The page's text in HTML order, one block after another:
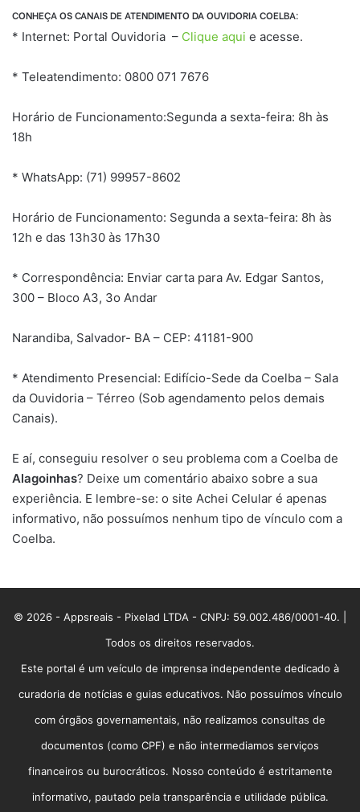
CONHEÇA OS CANAIS DE ATENDIMENTO DA OUVIDORIA COELBA:
* Internet: Portal Ouvidoria – Clique aqui e acesse.
* Teleatendimento: 0800 071 7676
Horário de Funcionamento:Segunda a sexta-feira: 8h às
18h
* WhatsApp: (71) 99957-8602
Horário de Funcionamento: Segunda a sexta-feira: 8h às
12h e das 13h30 às 17h30
* Correspondência: Enviar carta para Av. Edgar Santos,
300 – Bloco A3, 3o Andar
Narandiba, Salvador- BA – CEP: 41181-900
* Atendimento Presencial: Edifício-Sede da Coelba – Sala
da Ouvidoria – Térreo (Sob agendamento pelos demais
Canais).
E aí, conseguiu resolver o seu problema com a Coelba de
Alagoinhas? Deixe um comentário abaixo sobre a sua
experiência. E lembre-se: o site Achei Celular é apenas
informativo, não possuímos nenhum tipo de vínculo com a
Coelba.
© 2026 - Appsreais - Pixelad LTDA - CNPJ: 59.002.486/0001-40. |
Todos os direitos reservados.
Este portal é um veículo de imprensa independente dedicado à
curadoria de notícias e guias educativos. Não possuímos vínculo
com órgãos governamentais, não realizamos consultas de
documentos (como CPF) e não intermediamos serviços
financeiros ou burocráticos. Nosso conteúdo é estritamente
informativo, pautado pela transparência e utilidade pública.